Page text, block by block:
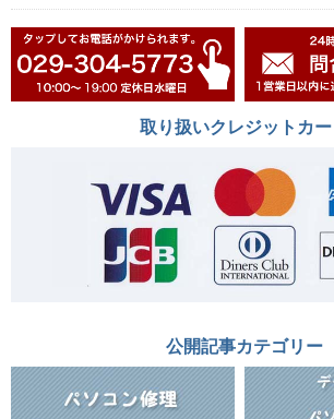
取り扱いクレジットカー
公開記事カテゴリー